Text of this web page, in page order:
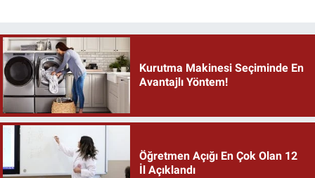
Kurutma Makinesi Seçiminde En
Avantajlı Yöntem!
Öğretmen Açığı En Çok Olan 12
İl Açıklandı